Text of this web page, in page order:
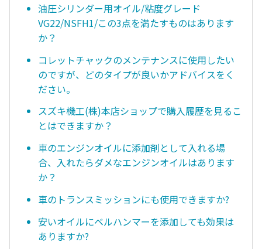
油圧シリンダー用オイル/粘度グレード
VG22/NSFH1/この3点を満たすものはあります
か？
コレットチャックのメンテナンスに使用したい
のですが、どのタイプが良いかアドバイスをく
ださい。
スズキ機工(株)本店ショップで購入履歴を見るこ
とはできますか？
車のエンジンオイルに添加剤として入れる場
合、入れたらダメなエンジンオイルはあります
か？
車のトランスミッションにも使用できますか?
安いオイルにベルハンマーを添加しても効果は
ありますか?